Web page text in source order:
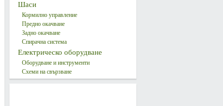
Шаси
Кормилно управление
Предно окачване
Задно окачване
Спирачна система
Електрическо оборудване
Оборудване и инструменти
Схеми на свързване